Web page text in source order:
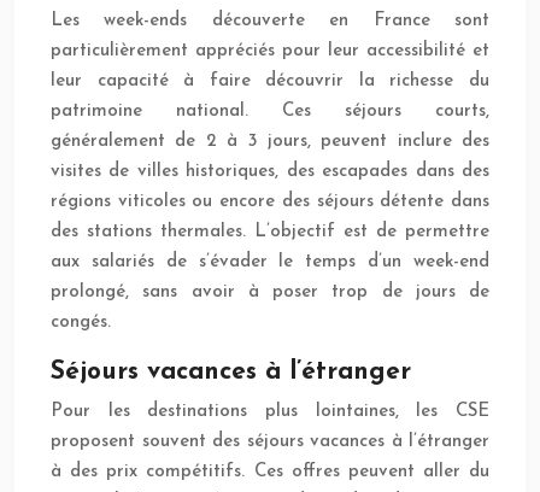
Les week-ends découverte en France sont
particulièrement appréciés pour leur accessibilité et
leur capacité à faire découvrir la richesse du
patrimoine national. Ces séjours courts,
généralement de 2 à 3 jours, peuvent inclure des
visites de villes historiques, des escapades dans des
régions viticoles ou encore des séjours détente dans
des stations thermales. L’objectif est de permettre
aux salariés de s’évader le temps d’un week-end
prolongé, sans avoir à poser trop de jours de
congés.
Séjours vacances à l’étranger
Pour les destinations plus lointaines, les CSE
proposent souvent des séjours vacances à l’étranger
à des prix compétitifs. Ces offres peuvent aller du